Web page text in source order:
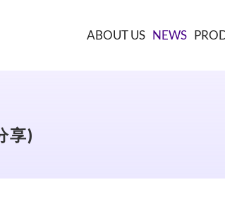
ABOUT US NEWS
享)